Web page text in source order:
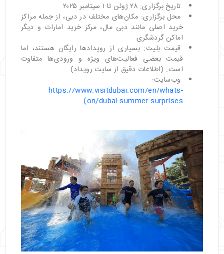
تاریخ برگزاری: ۲۸ ژوئن تا ۱ سپتامبر ۲۰۲۵
محل برگزاری: مکان‌های مختلف در دبی، از جمله مراکز
خرید اصلی مانند دبی مال، مرکز خرید امارات و دیگر
اماکن گردشگری
قیمت بلیت: بسیاری از رویدادها رایگان هستند، اما
قیمت بعضی فعالیت‌های ویژه و ورودی‌ها متفاوت
است. (اطلاعات دقیق از سایت رویداد)
وب‌سایت:
https://www.visitdubai.com/en/whats-
on/dubai-summer-surprises)